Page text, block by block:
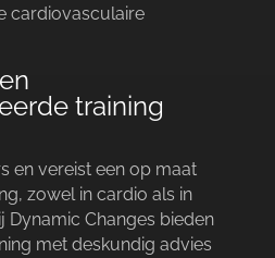
cardiovasculaire
training
en vereist een op maat
zowel in cardio als in
Dynamic Changes bieden
met deskundig advies